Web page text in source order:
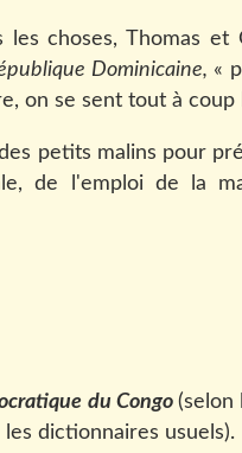
choses, Thomas
Dominicaine, «
on se sent tout à coup
petits malins pour
de l'emploi de la
du Congo (selon
dictionnaires usuels).